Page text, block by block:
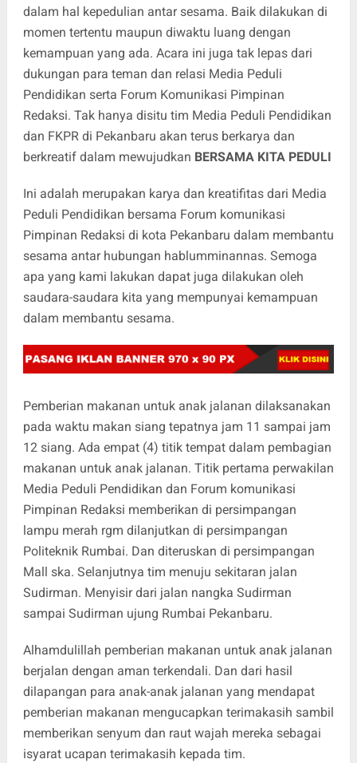
dalam hal kepedulian antar sesama. Baik dilakukan di
momen tertentu maupun diwaktu luang dengan
kemampuan yang ada. Acara ini juga tak lepas dari
dukungan para teman dan relasi Media Peduli
Pendidikan serta Forum Komunikasi Pimpinan
Redaksi. Tak hanya disitu tim Media Peduli Pendidikan
dan FKPR di Pekanbaru akan terus berkarya dan
berkreatif dalam mewujudkan BERSAMA KITA PEDULI
Ini adalah merupakan karya dan kreatifitas dari Media
Peduli Pendidikan bersama Forum komunikasi
Pimpinan Redaksi di kota Pekanbaru dalam membantu
sesama antar hubungan hablumminannas. Semoga
apa yang kami lakukan dapat juga dilakukan oleh
saudara-saudara kita yang mempunyai kemampuan
dalam membantu sesama.
Pemberian makanan untuk anak jalanan dilaksanakan
pada waktu makan siang tepatnya jam 11 sampai jam
12 siang. Ada empat (4) titik tempat dalam pembagian
makanan untuk anak jalanan. Titik pertama perwakilan
Media Peduli Pendidikan dan Forum komunikasi
Pimpinan Redaksi memberikan di persimpangan
lampu merah rgm dilanjutkan di persimpangan
Politeknik Rumbai. Dan diteruskan di persimpangan
Mall ska. Selanjutnya tim menuju sekitaran jalan
Sudirman. Menyisir dari jalan nangka Sudirman
sampai Sudirman ujung Rumbai Pekanbaru.
Alhamdulillah pemberian makanan untuk anak jalanan
berjalan dengan aman terkendali. Dan dari hasil
dilapangan para anak-anak jalanan yang mendapat
pemberian makanan mengucapkan terimakasih sambil
memberikan senyum dan raut wajah mereka sebagai
isyarat ucapan terimakasih kepada tim.